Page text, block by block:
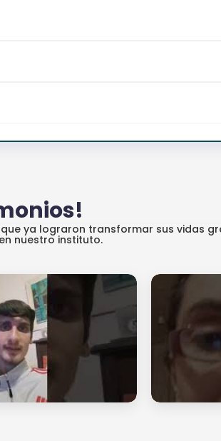
ya lograron transformar sus vidas
nuestro instituto.